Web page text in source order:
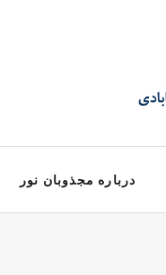
درباره مجذوبان نور